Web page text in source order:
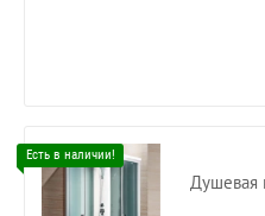
Душевая